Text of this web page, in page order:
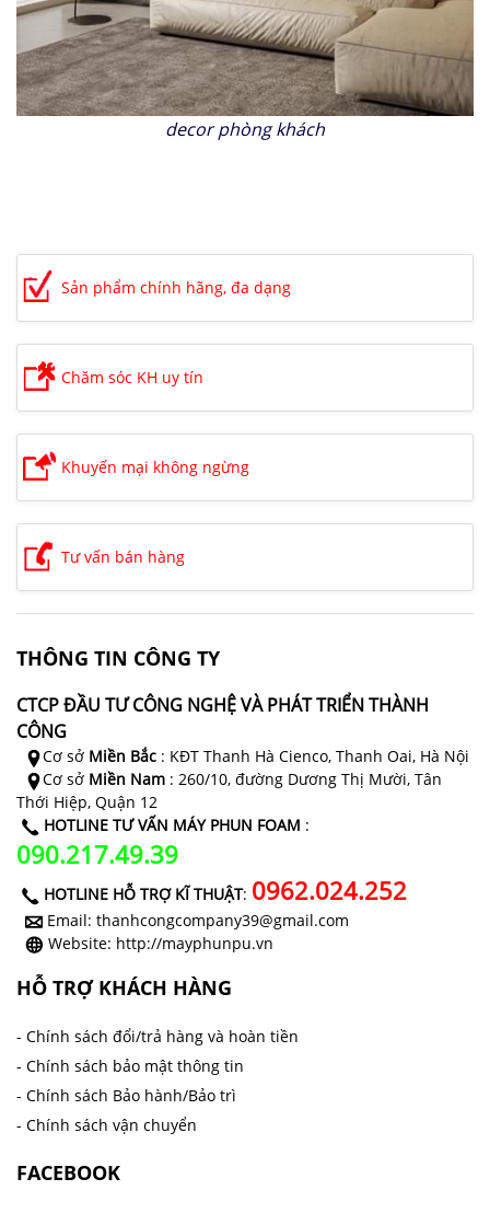
decor phòng khách
Sản phẩm chính hãng, đa dạng
Chăm sóc KH uy tín
Khuyến mại không ngừng
Tư vấn bán hàng
THÔNG TIN CÔNG TY
CTCP ĐẦU TƯ CÔNG NGHỆ VÀ PHÁT TRIỂN THÀNH
CÔNG
Cơ sở Miền Bắc : KĐT Thanh Hà Cienco, Thanh Oai, Hà Nội
Cơ sở Miền Nam : 260/10, đường Dương Thị Mười, Tân
Thới Hiệp, Quận 12
HOTLINE TƯ VẤN MÁY PHUN FOAM :
090.217.49.39
HOTLINE HỖ TRỢ KĨ THUẬT: 0962.024.252
Email: thanhcongcompany39@gmail.com
Website: http://mayphunpu.vn
HỖ TRỢ KHÁCH HÀNG
- Chính sách đổi/trả hàng và hoàn tiền
- Chính sách bảo mật thông tin
- Chính sách Bảo hành/Bảo trì
- Chính sách vận chuyển
FACEBOOK